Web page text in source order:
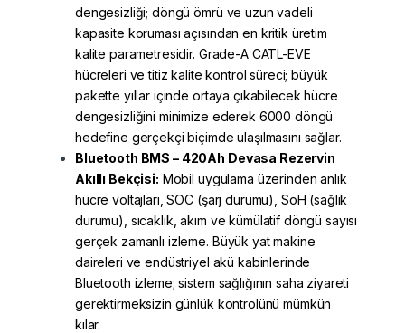
dengesizliği; döngü ömrü ve uzun vadeli
kapasite koruması açısından en kritik üretim
kalite parametresidir. Grade-A CATL-EVE
hücreleri ve titiz kalite kontrol süreci; büyük
pakette yıllar içinde ortaya çıkabilecek hücre
dengesizliğini minimize ederek 6000 döngü
hedefine gerçekçi biçimde ulaşılmasını sağlar.
Bluetooth BMS – 420Ah Devasa Rezervin
Akıllı Bekçisi: Mobil uygulama üzerinden anlık
hücre voltajları, SOC (şarj durumu), SoH (sağlık
durumu), sıcaklık, akım ve kümülatif döngü sayısı
gerçek zamanlı izleme. Büyük yat makine
daireleri ve endüstriyel akü kabinlerinde
Bluetooth izleme; sistem sağlığının saha ziyareti
gerektirmeksizin günlük kontrolünü mümkün
kılar.